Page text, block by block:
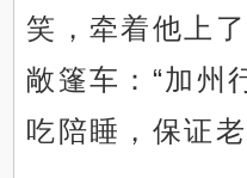
笑，牵着他上
敞篷车：“加州
吃陪睡，保证